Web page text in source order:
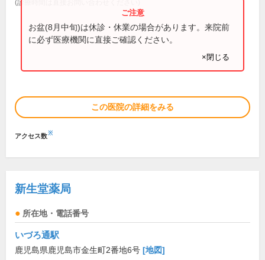
(診療時間は直接お問い合わせください)
お盆(8月中旬)は休診・休業の場合があります。来院前
に必ず医療機関に直接ご確認ください。
×閉じる
この医院の詳細をみる
アクセス数※
新生堂薬局
所在地・電話番号
いづろ通駅
鹿児島県鹿児島市金生町2番地6号 [地図]